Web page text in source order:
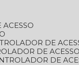
ACESSO
DE
DE
DE